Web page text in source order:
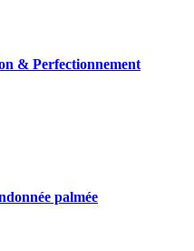
& Perfectionnement
palmée